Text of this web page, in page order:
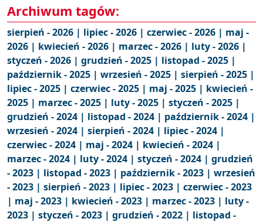
Archiwum tagów:
sierpień - 2026 | lipiec - 2026 | czerwiec - 2026 | maj -
2026 | kwiecień - 2026 | marzec - 2026 | luty - 2026 |
styczeń - 2026 | grudzień - 2025 | listopad - 2025 |
październik - 2025 | wrzesień - 2025 | sierpień - 2025 |
lipiec - 2025 | czerwiec - 2025 | maj - 2025 | kwiecień -
2025 | marzec - 2025 | luty - 2025 | styczeń - 2025 |
grudzień - 2024 | listopad - 2024 | październik - 2024 |
wrzesień - 2024 | sierpień - 2024 | lipiec - 2024 |
czerwiec - 2024 | maj - 2024 | kwiecień - 2024 |
marzec - 2024 | luty - 2024 | styczeń - 2024 | grudzień
- 2023 | listopad - 2023 | październik - 2023 | wrzesień
- 2023 | sierpień - 2023 | lipiec - 2023 | czerwiec - 2023
| maj - 2023 | kwiecień - 2023 | marzec - 2023 | luty -
2023 | styczeń - 2023 | grudzień - 2022 | listopad -